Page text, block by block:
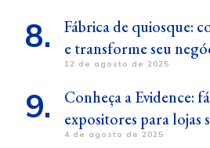
Fábrica de quiosque:
e transforme seu
12 de agosto de 2025
Conheça a Evidence:
expositores para lojas
4 de agosto de 2025